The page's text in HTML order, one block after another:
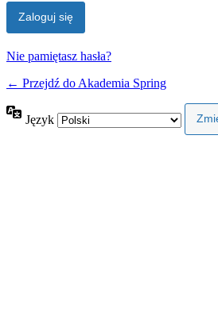
Nie pamiętasz hasła?
← Przejdź do Akademia Spring
Język